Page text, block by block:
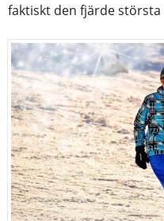
faktiskt den fjärde